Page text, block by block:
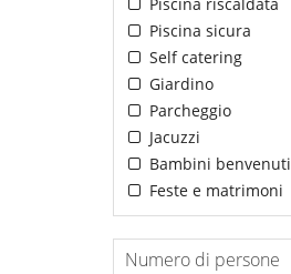
Piscina sicura
Self catering
Giardino
Parcheggio
Jacuzzi
Bambini benvenuti
Feste e matrimoni
Numero di persone